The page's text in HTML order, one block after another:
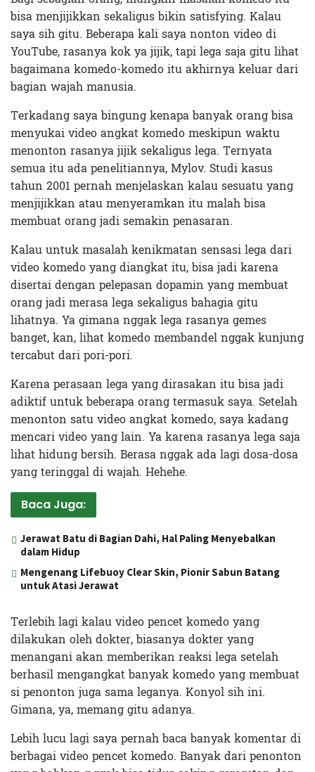
bisa menjijikkan sekaligus bikin satisfying. Kalau
saya sih gitu. Beberapa kali saya nonton video di
YouTube, rasanya kok ya jijik, tapi lega saja gitu lihat
bagaimana komedo-komedo itu akhirnya keluar dari
bagian wajah manusia.
Terkadang saya bingung kenapa banyak orang bisa
menyukai video angkat komedo meskipun waktu
menonton rasanya jijik sekaligus lega. Ternyata
semua itu ada penelitiannya, Mylov. Studi kasus
tahun 2001 pernah menjelaskan kalau sesuatu yang
menjijikkan atau menyeramkan itu malah bisa
membuat orang jadi semakin penasaran.
Kalau untuk masalah kenikmatan sensasi lega dari
video komedo yang diangkat itu, bisa jadi karena
disertai dengan pelepasan dopamin yang membuat
orang jadi merasa lega sekaligus bahagia gitu
lihatnya. Ya gimana nggak lega rasanya gemes
banget, kan, lihat komedo membandel nggak kunjung
tercabut dari pori-pori.
Karena perasaan lega yang dirasakan itu bisa jadi
adiktif untuk beberapa orang termasuk saya. Setelah
menonton satu video angkat komedo, saya kadang
mencari video yang lain. Ya karena rasanya lega saja
lihat hidung bersih. Berasa nggak ada lagi dosa-dosa
yang teringgal di wajah. Hehehe.
Baca Juga:
Jerawat Batu di Bagian Dahi, Hal Paling Menyebalkan
dalam Hidup
Mengenang Lifebuoy Clear Skin, Pionir Sabun Batang
untuk Atasi Jerawat
Terlebih lagi kalau video pencet komedo yang
dilakukan oleh dokter, biasanya dokter yang
menangani akan memberikan reaksi lega setelah
berhasil mengangkat banyak komedo yang membuat
si penonton juga sama leganya. Konyol sih ini.
Gimana, ya, memang gitu adanya.
Lebih lucu lagi saya pernah baca banyak komentar di
berbagai video pencet komedo. Banyak dari penonton